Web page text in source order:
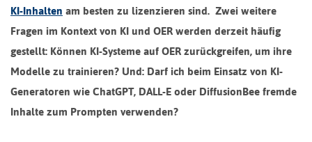
KI-Inhalten am besten zu lizenzieren sind. Zwei weitere
Fragen im Kontext von KI und OER werden derzeit häufig
gestellt: Können KI-Systeme auf OER zurückgreifen, um ihre
Modelle zu trainieren? Und: Darf ich beim Einsatz von KI-
Generatoren wie ChatGPT, DALL-E oder DiffusionBee fremde
Inhalte zum Prompten verwenden?